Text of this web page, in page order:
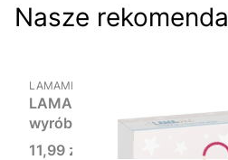
Nasze
PRODUCENT
LAMAMI
LAMAmi Termofor z
wyrób medyczny
Cena
11,99 zł